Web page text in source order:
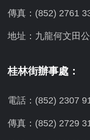
傳真：(852) 2761
地址：九龍何文田
桂林街辦事處：
電話：(852) 2307
傳真：(852) 2729